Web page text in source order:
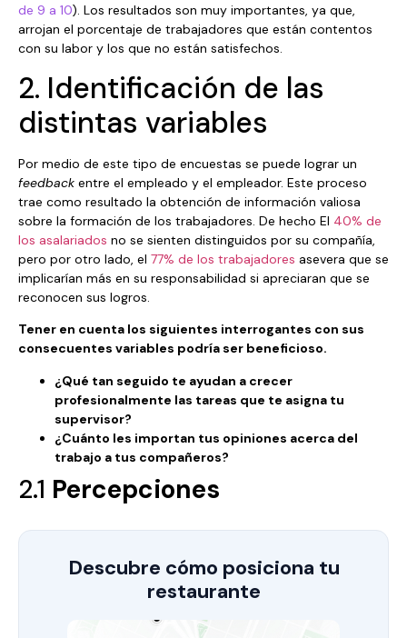
de 9 a 10). Los resultados son muy importantes, ya que,
arrojan el porcentaje de trabajadores que están contentos
con su labor y los que no están satisfechos.
2. Identificación de las
distintas variables
Por medio de este tipo de encuestas se puede lograr un
feedback entre el empleado y el empleador. Este proceso
trae como resultado la obtención de información valiosa
sobre la formación de los trabajadores. De hecho El 40% de
los asalariados no se sienten distinguidos por su compañía,
pero por otro lado, el 77% de los trabajadores asevera que se
implicarían más en su responsabilidad si apreciaran que se
reconocen sus logros.
Tener en cuenta los siguientes interrogantes con sus
consecuentes variables podría ser beneficioso.
¿Qué tan seguido te ayudan a crecer
profesionalmente las tareas que te asigna tu
supervisor?
¿Cuánto les importan tus opiniones acerca del
trabajo a tus compañeros?
2.1 Percepciones
Descubre cómo posiciona tu
restaurante